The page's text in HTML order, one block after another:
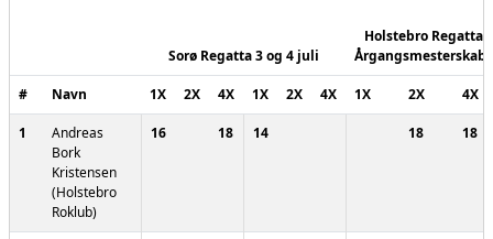
Sorø Regatta 3 og 4 juli
Holstebro Regatta -
# Navn 1X 2X 4X 1X 2X 4X 1X 2X 4X
1
Andreas
Bork
Kristensen
(Holstebro
Roklub)
16 18 14 18 18